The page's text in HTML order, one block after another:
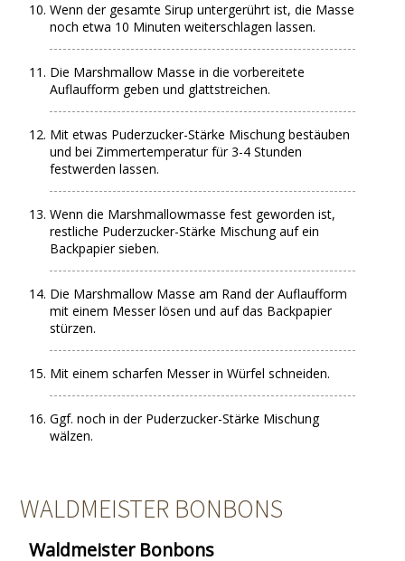
Wenn der gesamte Sirup untergerührt ist, die Masse
noch etwa 10 Minuten weiterschlagen lassen.
Die Marshmallow Masse in die vorbereitete
Auflaufform geben und glattstreichen.
Mit etwas Puderzucker-Stärke Mischung bestäuben
und bei Zimmertemperatur für 3-4 Stunden
festwerden lassen.
Wenn die Marshmallowmasse fest geworden ist,
restliche Puderzucker-Stärke Mischung auf ein
Backpapier sieben.
Die Marshmallow Masse am Rand der Auflaufform
mit einem Messer lösen und auf das Backpapier
stürzen.
Mit einem scharfen Messer in Würfel schneiden.
Ggf. noch in der Puderzucker-Stärke Mischung
wälzen.
WALDMEISTER BONBONS
Waldmeister Bonbons